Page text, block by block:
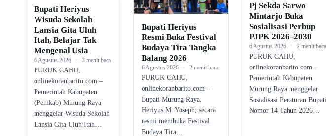
Bupati Heriyus
Wisuda Sekolah
Lansia Gita Uluh
Itah, Belajar Tak
Mengenal Usia
6 Agustus 2026 · 3 menit baca
PURUK CAHU,
onlinekoranbarito.com –
Pemerintah Kabupaten
(Pemkab) Murung Raya
menggelar Wisuda Sekolah
Lansia Gita Uluh Itah…
Bupati Heriyus
Resmi Buka Festival
Budaya Tira Tangka
Balang 2026
6 Agustus 2026 · 2 menit baca
PURUK CAHU,
onlinekoranbarito.com –
Bupati Murung Raya,
Heriyus M. Yoseph, secara
resmi membuka Festival
Budaya Tira…
Pj Sekda Sarwo
Mintarjo Buka
Sosialisasi Perbup
PJPK 2026–2030
6 Agustus 2026 · 2 menit baca
PURUK CAHU,
onlinekoranbarito.com –
Pemerintah Kabupaten
Murung Raya menggelar
Sosialisasi Peraturan Bupati
Nomor 14 Tahun 2026…